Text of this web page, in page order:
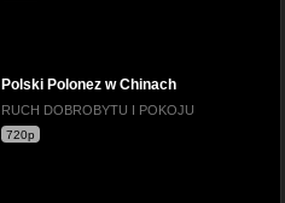
Polski Polonez w Chinach
RUCH DOBROBYTU I POKOJU
720p